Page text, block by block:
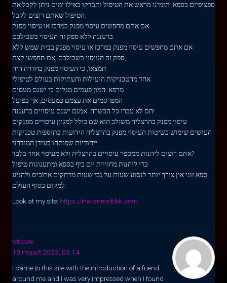
ספציפיים בספא, תזמינו מראש את הטיפול ותבדקו באילו ימים ניתן לקבל את
אם אתם מחפשים עיסוי מפנק במרכז או עיסוי מפנק
אם אתם מחפשים עיסוי מפנק במרכז או עיסוי מפנק בבית שמש ללא
תמצאו, כי העיסוי מפנק בחדרה היה
אחד מהטכניקות היעילות והעתיקות בעולם לטיפולי
מרפא. המון פעמים מגלים כי ישנם מעסים
המפרסמים את עצמם כמעסים, אך בפועל
הם לא עברו כל הכשרה. אמנם ישנם עיסויים ברעננה!
עיסוי מפנק בהרצליה משולב הוא שם כולל למגוון עיסויים מפנקים
העושים שימוש בשיטות העיסוי מפנק בהרצליה הידועות בתוספות טכניקות
אתם רוצים ליהנות ממספר עיסויים בהרצליה ולא מעיסוי אחד בלבד?
כדי ליהנות מחוויית יום כיף בספא ומתענוגות טיפול
ספא זוגי אין צורך יותר לנסוע שעות על גבי שעות מרחקים ארוכים ולהגיע
Look at my site: https://melanieinbkk.com
totosite
10 maart 2023, 03:14
I came to this site with the introduction of a friend
around me and I was very impressed when I found